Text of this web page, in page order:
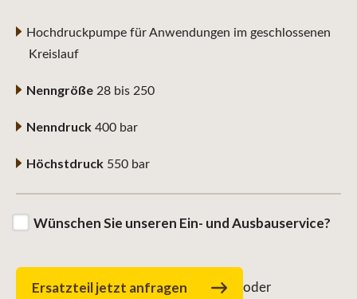
Hochdruckpumpe für Anwendungen im geschlossenen
Kreislauf
Nenngröße 28 bis 250
Nenndruck 400 bar
Höchstdruck 550 bar
Wünschen Sie unseren Ein- und Ausbauservice?
Ersatzteil jetzt anfragen oder